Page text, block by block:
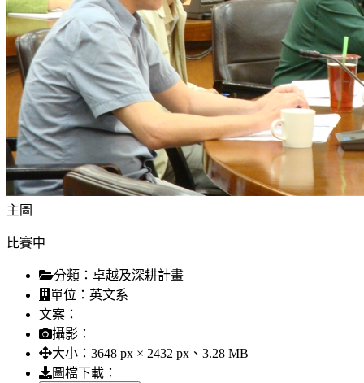
主圖
比賽中
分類： 卓越及深耕計畫
單位： 英文系
文案：
攝影：
大小： 3648 px × 2432 px、3.28 MB
圖檔下載：